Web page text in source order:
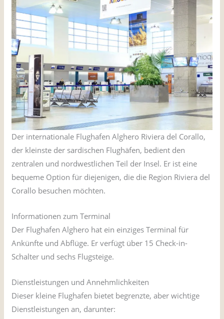
Der internationale Flughafen Alghero Riviera del Corallo,
der kleinste der sardischen Flughäfen, bedient den
zentralen und nordwestlichen Teil der Insel. Er ist eine
bequeme Option für diejenigen, die die Region Riviera del
Corallo besuchen möchten.
Informationen zum Terminal
Der Flughafen Alghero hat ein einziges Terminal für
Ankünfte und Abflüge. Er verfügt über 15 Check-in-
Schalter und sechs Flugsteige.
Dienstleistungen und Annehmlichkeiten
Dieser kleine Flughafen bietet begrenzte, aber wichtige
Dienstleistungen an, darunter: